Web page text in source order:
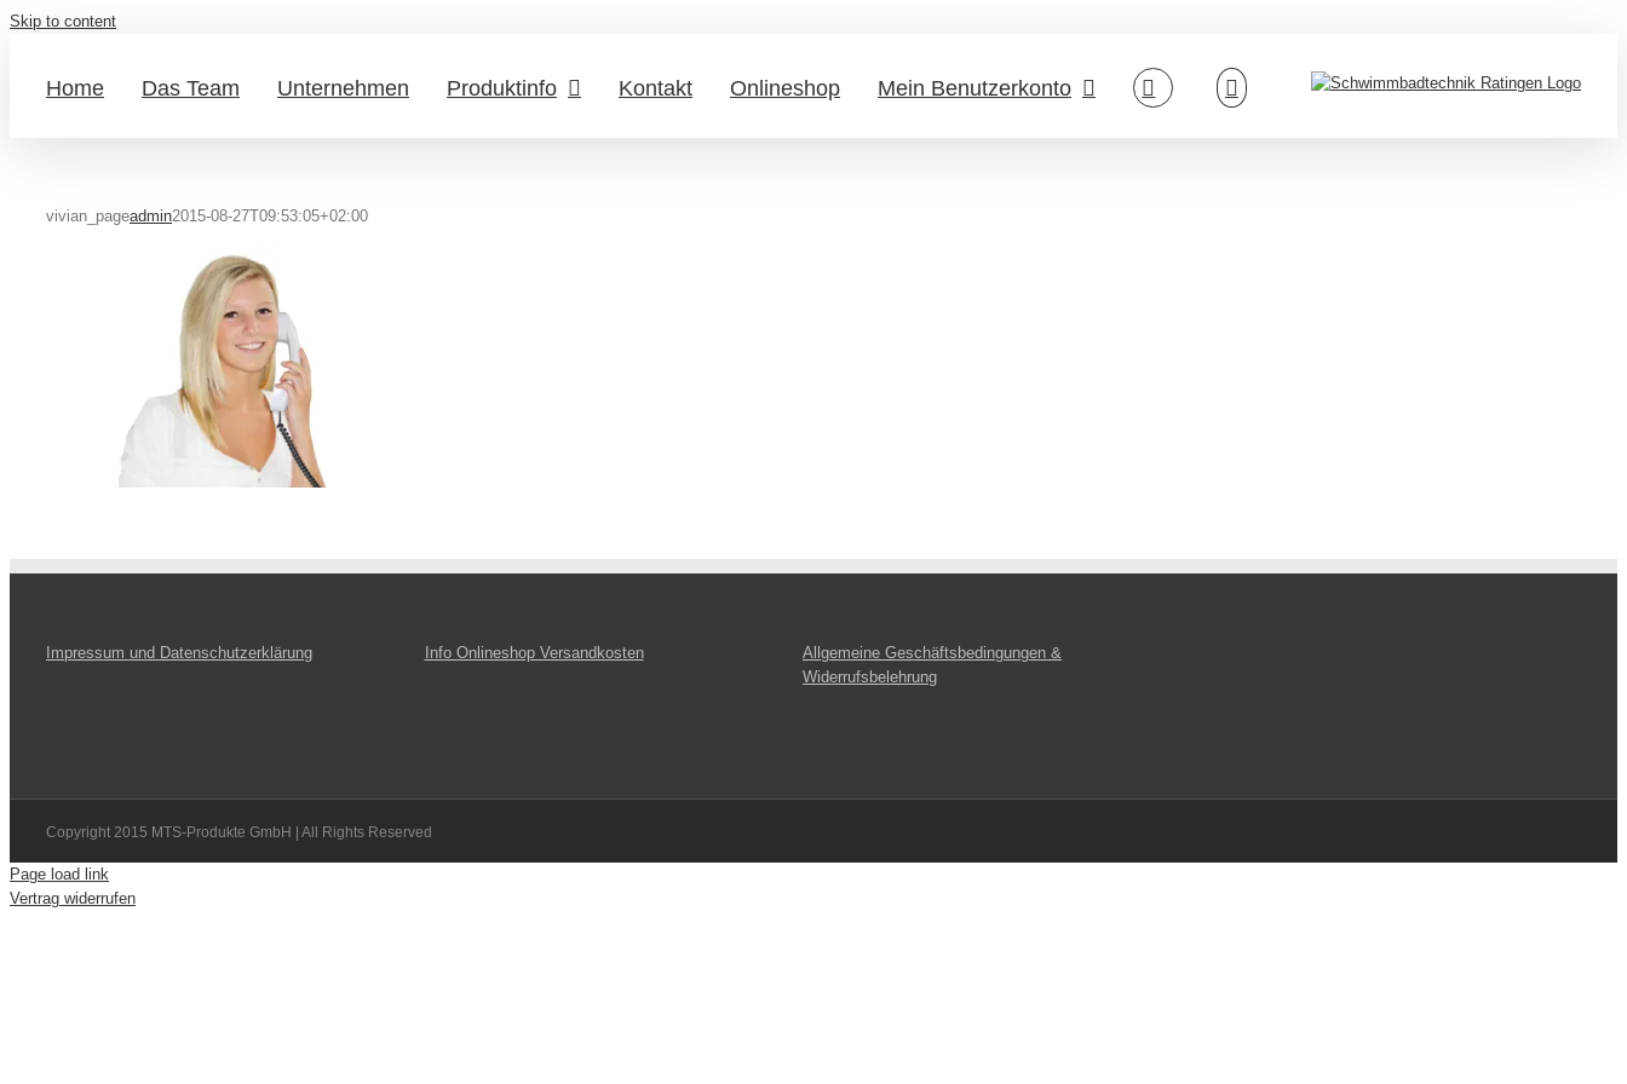
Skip to content
Home Das Team Unternehmen Produktinfo Kontakt Onlineshop Mein Benutzerkonto
vivian_pageadmin2015-08-27T09:53:05+02:00
Impressum und Datenschutzerklärung Info Onlineshop Versandkosten
Allgemeine Geschäftsbedingungen &
Widerrufsbelehrung
Copyright 2015 MTS-Produkte GmbH | All Rights Reserved
Page load link
Vertrag widerrufen